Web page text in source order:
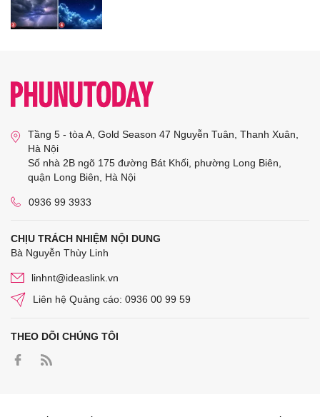
Tầng 5 - tòa A, Gold Season 47 Nguyễn Tuân, Thanh Xuân,
Hà Nội
Số nhà 2B ngõ 175 đường Bát Khối, phường Long Biên,
quận Long Biên, Hà Nội
0936 99 3933
CHỊU TRÁCH NHIỆM NỘI DUNG
Bà Nguyễn Thùy Linh
linhnt@ideaslink.vn
Liên hệ Quảng cáo: 0936 00 99 59
THEO DÕI CHÚNG TÔI